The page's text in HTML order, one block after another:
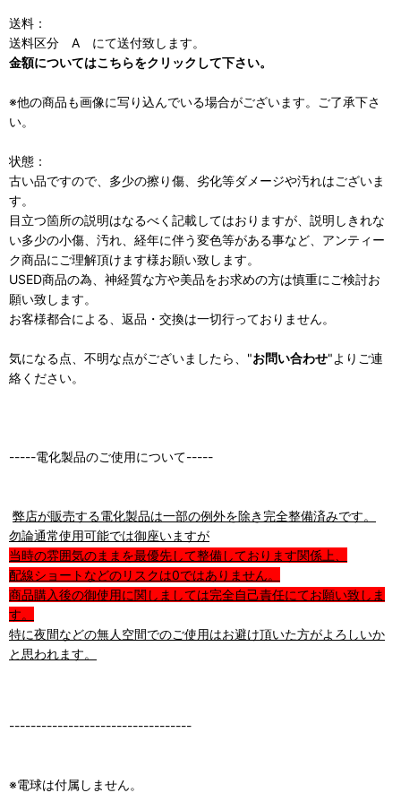
送料：
送料区分 A にて送付致します。
金額についてはこちらをクリックして下さい。
※他の商品も画像に写り込んでいる場合がございます。ご了承下さ
い。
状態：
古い品ですので、多少の擦り傷、劣化等ダメージや汚れはございま
す。
目立つ箇所の説明はなるべく記載してはおりますが、説明しきれな
い多少の小傷、汚れ、経年に伴う変色等がある事など、アンティー
ク商品にご理解頂けます様お願い致します。
USED商品の為、神経質な方や美品をお求めの方は慎重にご検討お
願い致します。
お客様都合による、返品・交換は一切行っておりません。
気になる点、不明な点がございましたら、"お問い合わせ"よりご連
絡ください。
-----電化製品のご使用について-----
弊店が販売する電化製品は一部の例外を除き完全整備済みです。
勿論通常使用可能では御座いますが
当時の雰囲気のままを最優先して整備しております関係上、
配線ショートなどのリスクは0ではありません。
商品購入後の御使用に関しましては完全自己責任にてお願い致しま
す。
特に夜間などの無人空間でのご使用はお避け頂いた方がよろしいか
と思われます。
----------------------------------
※電球は付属しません。